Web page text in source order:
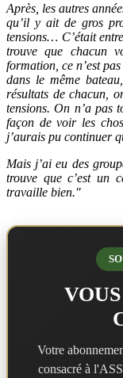
Après, les autres
qu’il y ait de gros
tensions… C’était
trouve que chacun
formation, ce n’est
dans le même
résultats de chacun,
tensions. On n’a pas
façon de voir les
j’aurais pu continuer
Mais j’ai eu des
trouve que c’est un
travaille bien."
Votre
consacré à